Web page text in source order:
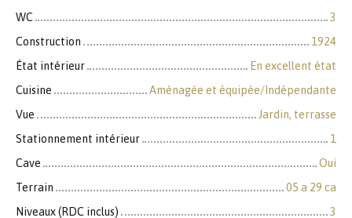
WC
3
Construction
1924
État intérieur
En excellent état
Cuisine
Aménagée et équipée/Indépendante
Vue
Jardin, terrasse
Stationnement intérieur
1
Cave
Oui
Terrain
05 a 29 ca
Niveaux (RDC inclus)
3